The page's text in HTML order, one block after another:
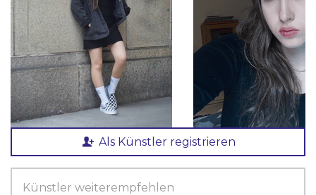
Als Künstler registrieren
Künstler weiterempfehlen